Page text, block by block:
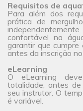
Requisitos de
Para além dos
prática de
confortável na
garantir que
antes da inscrição
eLearning
O eLearning
totalidade, antes
seu instrutor. O
é variável.